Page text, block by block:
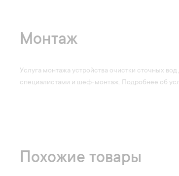
Монтаж
Услуга монтажа устройства очистки сточных
специалистами и шеф-монтаж. Подробнее об
Похожие товары